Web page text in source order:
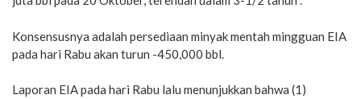
Konsensusnya adalah persediaan minyak mentah mingguan EIA
pada hari Rabu akan turun -450,000 bbl.
Laporan EIA pada hari Rabu lalu menunjukkan bahwa (1)